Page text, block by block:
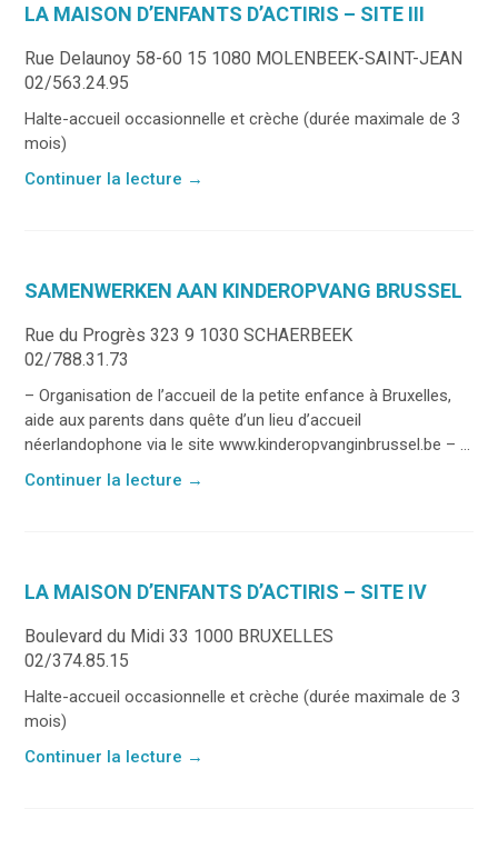
LA MAISON D’ENFANTS D’ACTIRIS – SITE III
Rue Delaunoy 58-60 15 1080 MOLENBEEK-SAINT-JEAN
02/563.24.95
Halte-accueil occasionnelle et crèche (durée maximale de 3
mois)
Continuer la lecture →
SAMENWERKEN AAN KINDEROPVANG BRUSSEL
Rue du Progrès 323 9 1030 SCHAERBEEK
02/788.31.73
– Organisation de l’accueil de la petite enfance à Bruxelles,
aide aux parents dans quête d’un lieu d’accueil
néerlandophone via le site www.kinderopvanginbrussel.be – ...
Continuer la lecture →
LA MAISON D’ENFANTS D’ACTIRIS – SITE IV
Boulevard du Midi 33 1000 BRUXELLES
02/374.85.15
Halte-accueil occasionnelle et crèche (durée maximale de 3
mois)
Continuer la lecture →